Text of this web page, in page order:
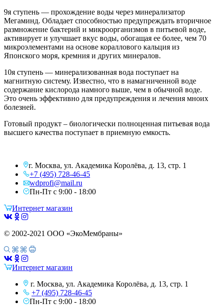
9я ступень — прохождение воды через минерализатор
Мегаминд. Обладает способностью предупреждать вторичное
размножение бактерий и микроорганизмов в питьевой воде,
активирует и улучшает вкус воды, обогащая ее более, чем 70
микроэлементами на основе кораллового кальция из
Японского моря, кремния и других минералов.
10я ступень — минерализованная вода поступает на
магнитную систему. Известно, что в намагниченной воде
содержание кислорода намного выше, чем в обычной воде.
Это очень эффективно для предупреждения и лечения мноих
болезней.
Готовый продукт – биологически полноценная питьевая вода
высшего качества поступает в приемную емкость.
г. Москва, ул. Академика Королёва, д. 13, стр. 1
+7 (495) 728-46-45
wdprofi@mail.ru
Пн-Пт с 9:00 - 18:00
Интернет магазин
© 2002-2021 ООО «ЭкоМембраны»
Интернет магазин
г. Москва, ул. Академика Королёва, д. 13, стр. 1
+7 (495) 728-46-45
Пн-Пт с 9:00 - 18:00